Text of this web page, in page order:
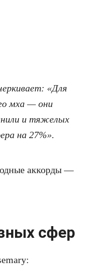
«Для
мха — они
и тяжелых
на 27%».
аккорды —
сфер